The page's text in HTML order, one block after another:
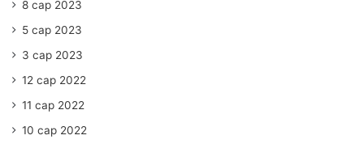
8 сар 2023
5 сар 2023
3 сар 2023
12 сар 2022
11 сар 2022
10 сар 2022